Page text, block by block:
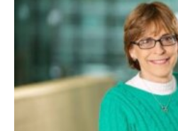
Mariângela Simão É
Na Diplomacia Da